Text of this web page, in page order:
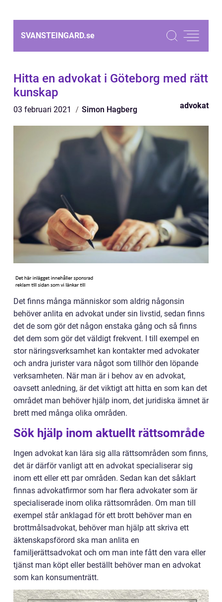
SVANSTEINGARD.se
Hitta en advokat i Göteborg med rätt
kunskap
03 februari 2021 Simon Hagberg advokat
Det finns många människor som aldrig någonsin
behöver anlita en advokat under sin livstid, sedan finns
det de som gör det någon enstaka gång och så finns
det dem som gör det väldigt frekvent. I till exempel en
stor näringsverksamhet kan kontakter med advokater
och andra jurister vara något som tillhör den löpande
verksamheten. När man är i behov av en advokat,
oavsett anledning, är det viktigt att hitta en som kan det
området man behöver hjälp inom, det juridiska ämnet är
brett med många olika områden.
Sök hjälp inom aktuellt rättsområde
Ingen advokat kan lära sig alla rättsområden som finns,
det är därför vanligt att en advokat specialiserar sig
inom ett eller ett par områden. Sedan kan det såklart
finnas advokatfirmor som har flera advokater som är
specialiserade inom olika rättsområden. Om man till
exempel står anklagad för ett brott behöver man en
brottmålsadvokat, behöver man hjälp att skriva ett
äktenskapsförord ska man anlita en
familjerättsadvokat och om man inte fått den vara eller
tjänst man köpt eller beställt behöver man en advokat
som kan konsumenträtt.